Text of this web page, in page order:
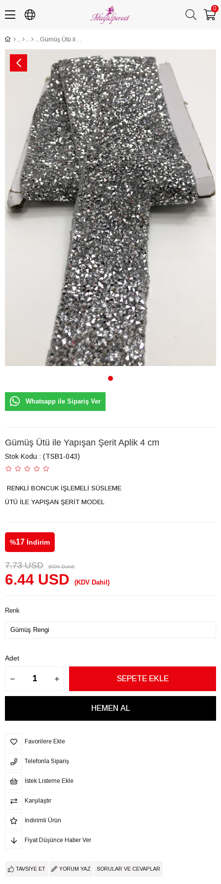
0
Gümüş Ütü ile Yapışan Şerit Aplik 4 cm
Whatsapp ile Sipariş Ver
Gümüş Ütü ile Yapışan Şerit Aplik 4 cm
Stok Kodu (TSB1-043)
RENKLİ BONCUK İŞLEMELİ SÜSLEME
ÜTÜ İLE YAPIŞAN ŞERİT MODEL
%17 İndirim
7.73 USD (KDV Dahil)
6.44 USD (KDV Dahil)
Renk
Adet
Favorilere Ekle
Telefonla Sipariş
İstek Listeme Ekle
Karşılaştır
İndirimli Ürün
Fiyat Düşünce Haber Ver
TAVSIYE ET YORUM YAZ SORULAR VE CEVAPLAR